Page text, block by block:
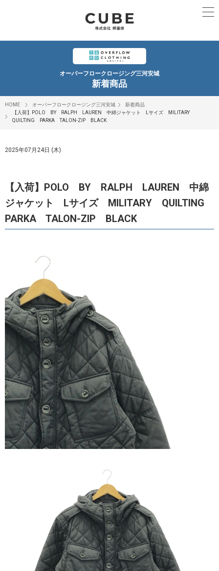
オーバーフロークロージング三河安城
新着商品
HOME オーバーフロークロージング三河安城
新着商品
【入荷】POLO BY RALPH LAUREN 中綿ジャケット Lサイズ MILITARY
QUILTING PARKA TALON-ZIP BLACK
2025年07月24日 (木)
【入荷】POLO BY RALPH LAUREN 中綿
ジャケット Lサイズ MILITARY QUILTING
PARKA TALON-ZIP BLACK